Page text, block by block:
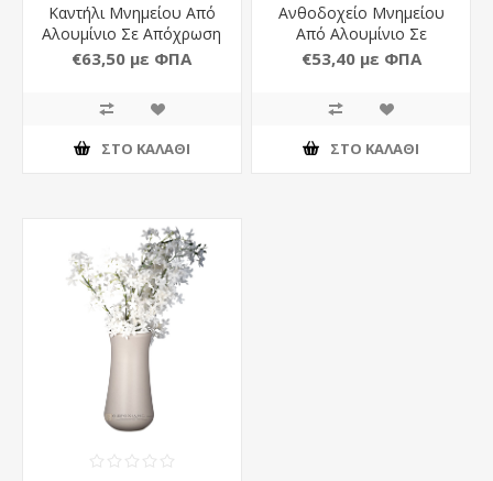
Καντήλι Μνημείου Από
Αλουμίνιο Σε Απόχρωση
Μπεζ Ματ
€63,50 με ΦΠΑ
ΣΤΟ ΚΑΛΆΘΙ
Ανθοδοχείο Μνημείου
Από Αλουμίνιο Σε
Απόχρωση Μπεζ Ματ
€53,40 με ΦΠΑ
ΣΤΟ ΚΑΛΆΘΙ